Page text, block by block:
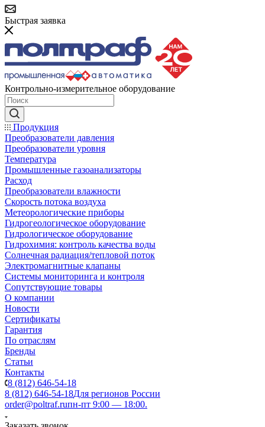
Быстрая заявка
Контрольно-измерительное оборудование
Продукция
Преобразователи давления
Преобразователи уровня
Температура
Промышленные газоанализаторы
Расход
Преобразователи влажности
Скорость потока воздуха
Метеорологические приборы
Гидрогеологическое оборудование
Гидрологическое оборудование
Гидрохимия: контроль качества воды
Солнечная радиация/тепловой поток
Электромагнитные клапаны
Системы мониторинга и контроля
Сопутствующие товары
О компании
Новости
Сертификаты
Гарантия
По отраслям
Бренды
Статьи
Контакты
8 (812) 646-54-18
8 (812) 646-54-18Для регионов России
order@poltraf.ruпн-пт 9:00 — 18:00.